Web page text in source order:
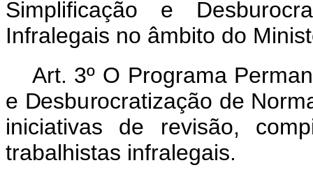
Simplificação e
Infralegais no âmbito do
Art. 3º O Programa
e Desburocratização de
iniciativas de revisão,
trabalhistas infralegais.